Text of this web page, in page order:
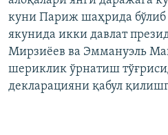
куни Париж шаҳрида бўлиб
якунида икки давлат
Мирзиёев ва Эммануэль
шериклик ўрнатиш
декларацияни қабул